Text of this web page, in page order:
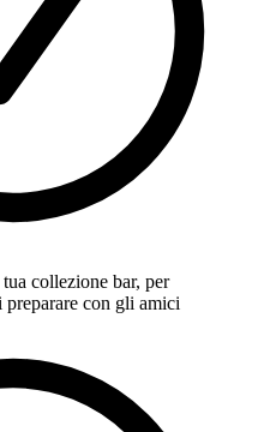
collezione bar, per
con gli amici